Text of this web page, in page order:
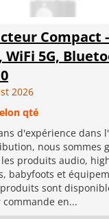
Compact -
WiFi 5G,
2026
qté
d'expérience dans
nous sommes
produits audio,
babyfoots et
sont
en...